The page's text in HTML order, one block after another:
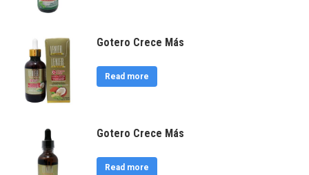
Gotero Crece Más
Read more
Gotero Crece Más
Read more